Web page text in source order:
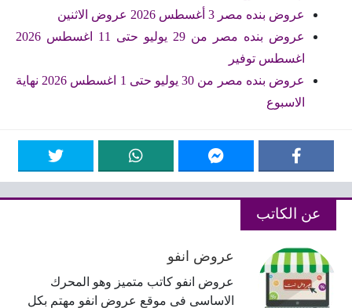
عروض بنده مصر 3 أغسطس 2026 عروض الاثنين
عروض بنده مصر من 29 يوليو حتى 11 اغسطس 2026
اغسطس توفير
عروض بنده مصر من 30 يوليو حتى 1 اغسطس 2026 نهاية
الاسبوع
عن الكاتب
عروض انفو
عروض انفو كاتب متميز وهو المحرك
الاساسى فى موقع عروض انفو مهتم بكل